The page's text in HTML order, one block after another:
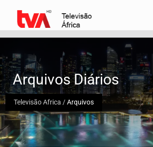
Televisão Africa /Arquivos
Arquivos Diários